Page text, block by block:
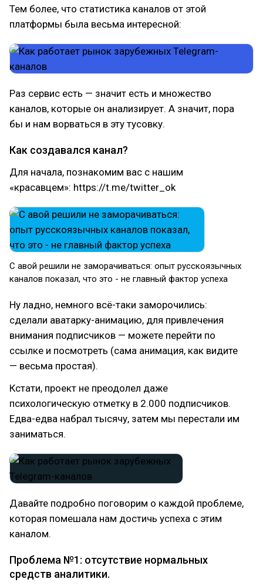
Тем более, что статистика каналов от этой
платформы была весьма интересной:
Раз сервис есть — значит есть и множество
каналов, которые он анализирует. А значит, пора
бы и нам ворваться в эту тусовку.
Как создавался канал?
Для начала, познакомим вас с нашим
«красавцем»: https://t.me/twitter_ok
С авой решили не заморачиваться: опыт русскоязычных
каналов показал, что это - не главный фактор успеха
Ну ладно, немного всё-таки заморочились:
сделали аватарку-анимацию, для привлечения
внимания подписчиков — можете перейти по
ссылке и посмотреть (сама анимация, как видите
— весьма простая).
Кстати, проект не преодолел даже
психологическую отметку в 2.000 подписчиков.
Едва-едва набрал тысячу, затем мы перестали им
заниматься.
Давайте подробно поговорим о каждой проблеме,
которая помешала нам достичь успеха с этим
каналом.
Проблема №1: отсутствие нормальных
средств аналитики.